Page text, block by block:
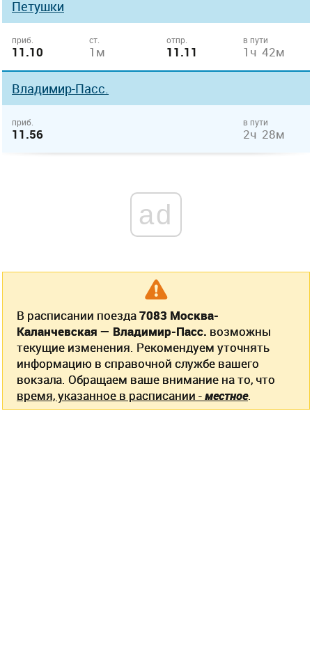
Петушки
приб.
11.10
ст.
1м
отпр.
11.11
в пути
1ч 42м
Владимир-Пасс.
приб.
11.56
в пути
2ч 28м
ad
В расписании поезда7083 Москва-
Каланчевская — Владимир-Пасс. возможны
текущие изменения. Рекомендуем уточнять
информацию в справочной службе вашего
вокзала. Обращаем ваше внимание на то, что
время, указанное в расписании -местное.